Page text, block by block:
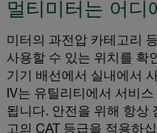
멀티미터는 어디
미터의 과전압 카테고리
사용할 수 있는 위치를 확
기기 배선에서 실내에서
IV는 유틸리티에서 서비
됩니다. 안전을 위해 항상
고의 CAT 등급을 적용하